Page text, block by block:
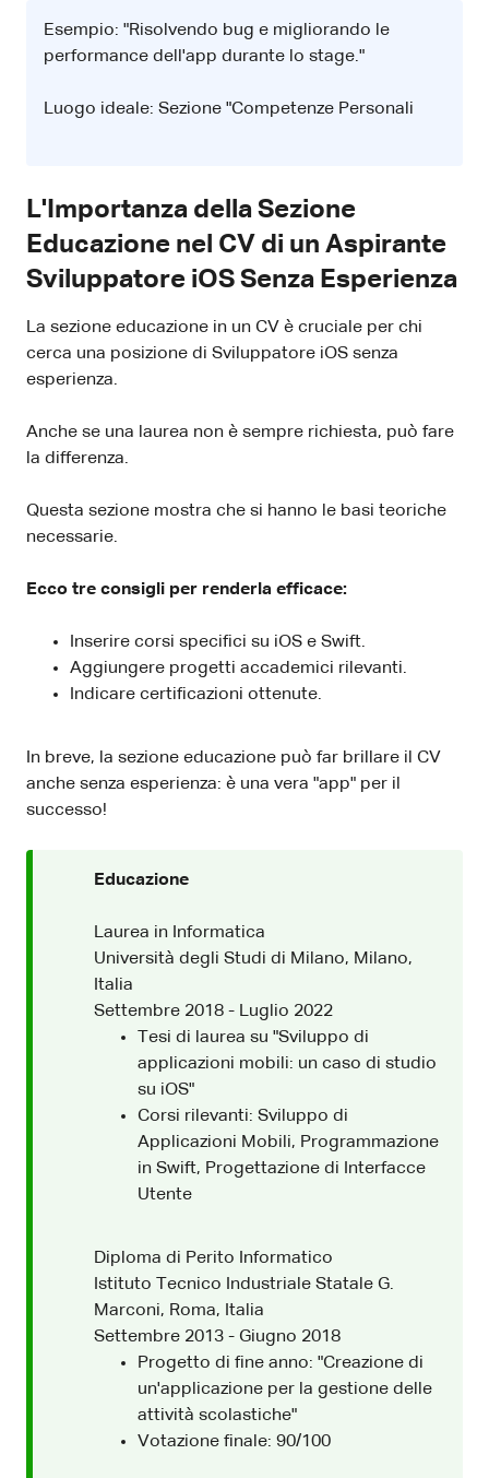
Esempio: "Risolvendo bug e migliorando le
performance dell'app durante lo stage."
Luogo ideale: Sezione "Competenze Personali
L'Importanza della Sezione
Educazione nel CV di un Aspirante
Sviluppatore iOS Senza Esperienza
La sezione educazione in un CV è cruciale per chi
cerca una posizione di Sviluppatore iOS senza
esperienza.
Anche se una laurea non è sempre richiesta, può fare
la differenza.
Questa sezione mostra che si hanno le basi teoriche
necessarie.
Ecco tre consigli per renderla efficace:
Inserire corsi specifici su iOS e Swift.
Aggiungere progetti accademici rilevanti.
Indicare certificazioni ottenute.
In breve, la sezione educazione può far brillare il CV
anche senza esperienza: è una vera "app" per il
successo!
Educazione
Laurea in Informatica
Università degli Studi di Milano, Milano,
Italia
Settembre 2018 - Luglio 2022
Tesi di laurea su "Sviluppo di
applicazioni mobili: un caso di studio
su iOS"
Corsi rilevanti: Sviluppo di
Applicazioni Mobili, Programmazione
in Swift, Progettazione di Interfacce
Utente
Diploma di Perito Informatico
Istituto Tecnico Industriale Statale G.
Marconi, Roma, Italia
Settembre 2013 - Giugno 2018
Progetto di fine anno: "Creazione di
un'applicazione per la gestione delle
attività scolastiche"
Votazione finale: 90/100